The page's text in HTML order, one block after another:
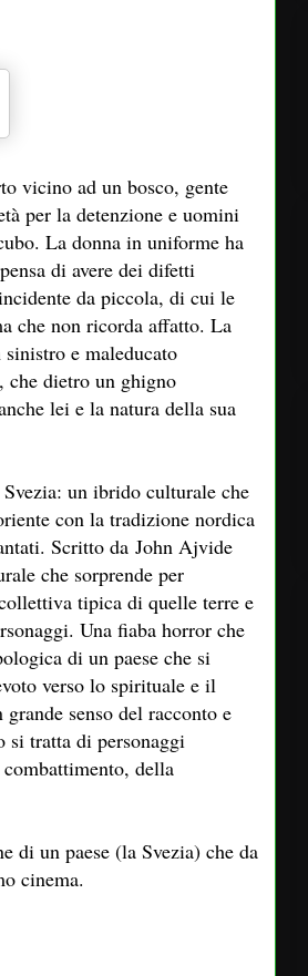
vicino ad un bosco, gente
per la detenzione e uomini
La donna in uniforme ha
di avere dei difetti
da piccola, di cui le
che non ricorda affatto. La
e maleducato
che dietro un ghigno
lei e la natura della sua
un ibrido culturale che
con la tradizione nordica
Scritto da John Ajvide
che sorprende per
tipica di quelle terre e
Una fiaba horror che
di un paese che si
verso lo spirituale e il
senso del racconto e
si tratta di personaggi
della
di un paese (la Svezia) che da
cinema.